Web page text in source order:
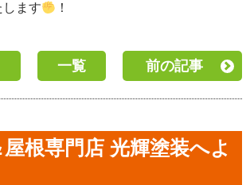
ます ！
一覧 前の記事
根専門店 光輝塗装へよ